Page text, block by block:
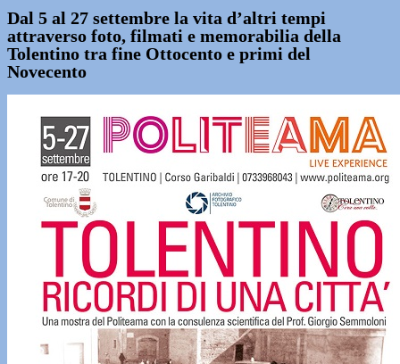
Dal 5 al 27 settembre la vita d’altri tempi
attraverso foto, filmati e memorabilia della
Tolentino tra fine Ottocento e primi del
Novecento